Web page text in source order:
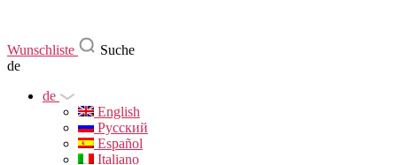
Wunschliste
Suche
de
de
English
Русский
Español
Italiano